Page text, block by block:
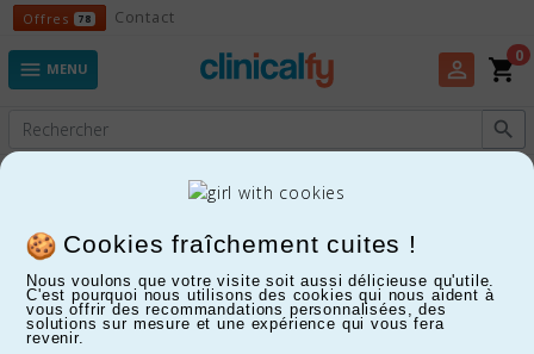
Cookies fraîchement cuites !
Nous voulons que votre visite soit aussi délicieuse qu'utile.
C'est pourquoi nous utilisons des cookies qui nous aident à
vous offrir des recommandations personnalisées, des
solutions sur mesure et une expérience qui vous fera
revenir.
Offres 78 OffresContact
 MENU perm_identity shopping_cart
0

Aides pour l'habillement
FILTRER
Affichage 1-11 de 11 article(s)